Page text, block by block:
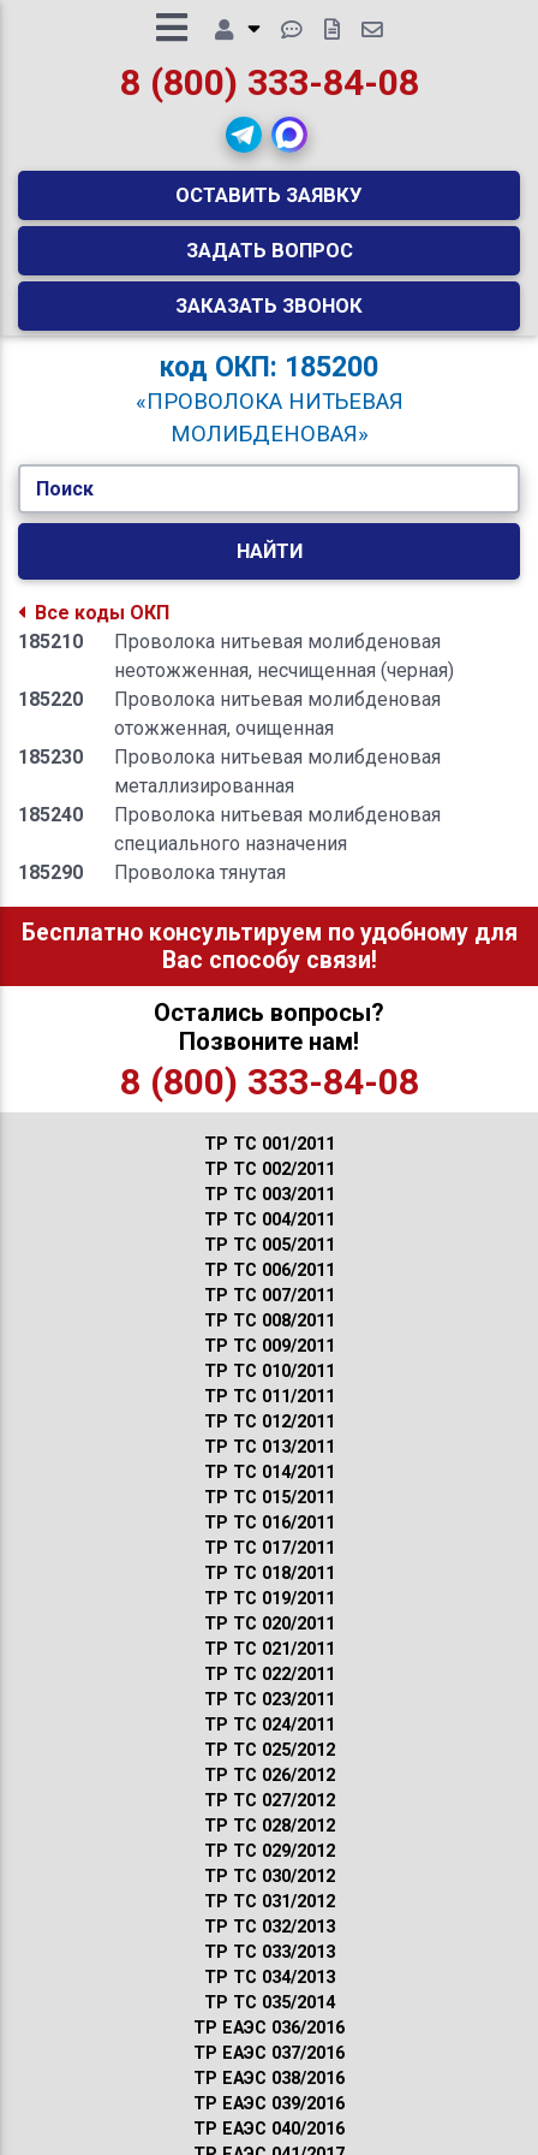
8 (800) 333-84-08
ОСТАВИТЬ ЗАЯВКУ
ЗАДАТЬ ВОПРОС
ЗАКАЗАТЬ ЗВОНОК
код ОКП: 185200
«ПРОВОЛОКА НИТЬЕВАЯ
МОЛИБДЕНОВАЯ»
Поиск
НАЙТИ
Все коды ОКП
185210
Проволока нитьевая молибденовая
неотожженная, несчищенная (черная)
185220
Проволока нитьевая молибденовая
отожженная, очищенная
185230
Проволока нитьевая молибденовая
металлизированная
185240
Проволока нитьевая молибденовая
специального назначения
185290
Проволока тянутая
Бесплатно консультируем по удобному для
Вас способу связи!
Остались вопросы?
Позвоните нам!
8 (800) 333-84-08
ТР ТС 001/2011
ТР ТС 002/2011
ТР ТС 003/2011
ТР ТС 004/2011
ТР ТС 005/2011
ТР ТС 006/2011
ТР ТС 007/2011
ТР ТС 008/2011
ТР ТС 009/2011
ТР ТС 010/2011
ТР ТС 011/2011
ТР ТС 012/2011
ТР ТС 013/2011
ТР ТС 014/2011
ТР ТС 015/2011
ТР ТС 016/2011
ТР ТС 017/2011
ТР ТС 018/2011
ТР ТС 019/2011
ТР ТС 020/2011
ТР ТС 021/2011
ТР ТС 022/2011
ТР ТС 023/2011
ТР ТС 024/2011
ТР ТС 025/2012
ТР ТС 026/2012
ТР ТС 027/2012
ТР ТС 028/2012
ТР ТС 029/2012
ТР ТС 030/2012
ТР ТС 031/2012
ТР ТС 032/2013
ТР ТС 033/2013
ТР ТС 034/2013
ТР ТС 035/2014
ТР ЕАЭС 036/2016
ТР ЕАЭС 037/2016
ТР ЕАЭС 038/2016
ТР ЕАЭС 039/2016
ТР ЕАЭС 040/2016